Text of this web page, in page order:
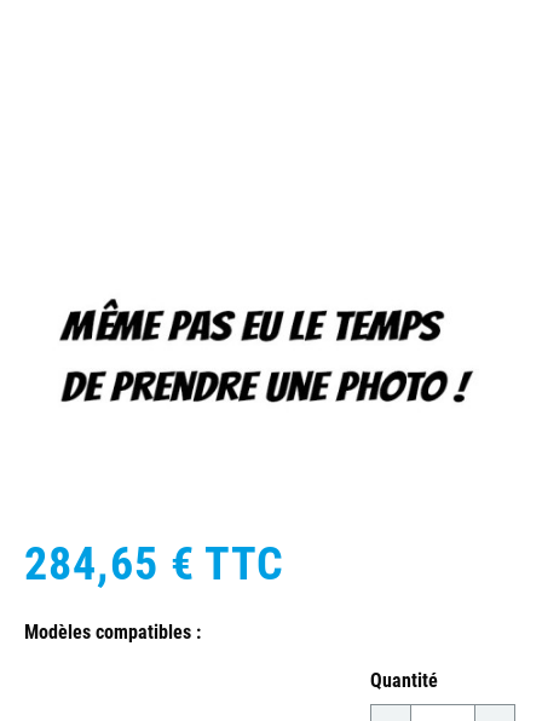
284,65 € TTC
Modèles compatibles :
Quantité